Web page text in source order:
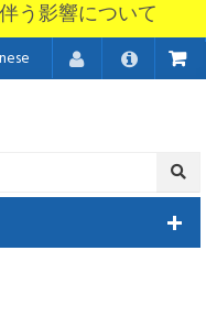
う影響について